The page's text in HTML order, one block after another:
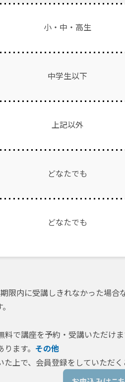
小・中・高生
中学生以下
上記以外
どなたでも
どなたでも
限内に受講しきれなかった場合
料で講座を予約・受講いただけ
ます。 その他
上で、会員登録をしていただく